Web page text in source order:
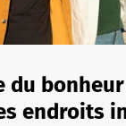
du
endroits